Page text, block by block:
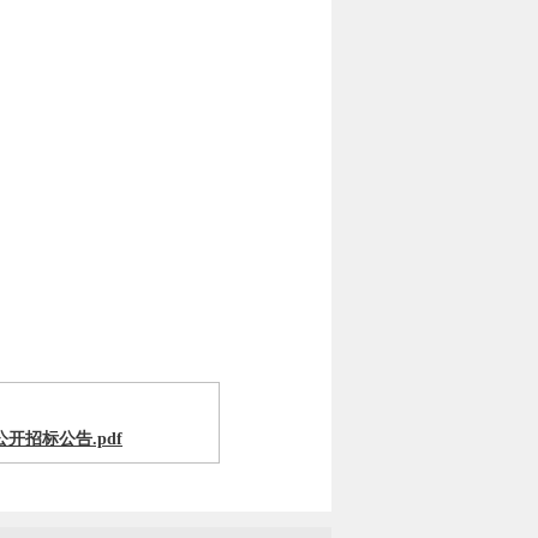
开招标公告.pdf